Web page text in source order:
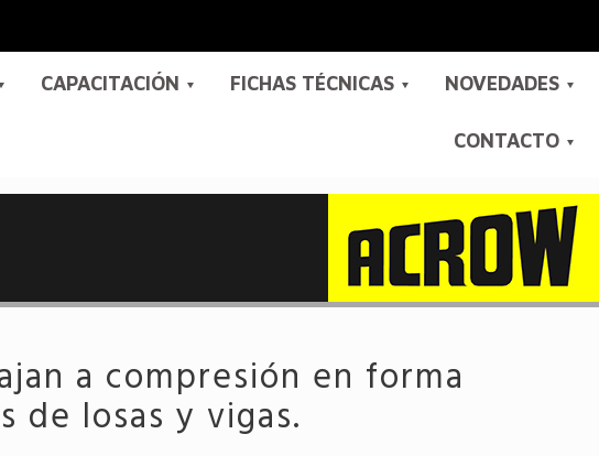
CAPACITACIÓN FICHAS TÉCNICAS NOVEDADES
CONTACTO
a compresión en forma
losas y vigas.